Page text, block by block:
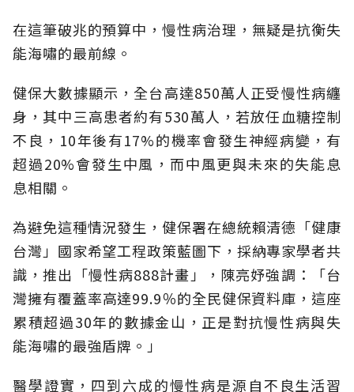
在這筆破兆的預算中，慢性病治理，無疑是抗衡失
能海嘯的最前線。
健保大數據顯示，全台高達850萬人正受慢性病纏
身，其中三高患者約有530萬人，若放任血糖控制
不良，10年後有17%的機率會發生神經病變，有
超過20%會發生中風，而中風更與未來的失能息
息相關。
為避免這種情況發生，健保署在總統賴清德「健康
台灣」國家希望工程政策藍圖下，採納專家學者共
識，推出「慢性病888計畫」，陳亮妤強調：「台
灣擁有覆蓋率高達99.9％的全民健保資料庫，這座
累積超過30年的數據金山，正是對抗慢性病與失
能海嘯的最強盾牌。」
醫學證實，四到六成的慢性病是源自不良生活習